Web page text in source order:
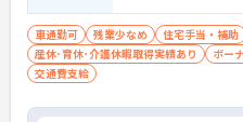
車通勤可 残業少なめ 住宅手当・補助
産休･育休･介護休暇取得実績あり
ボー
交通費支給